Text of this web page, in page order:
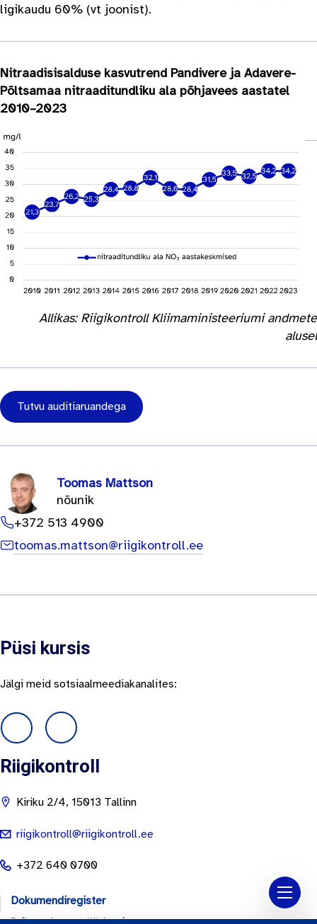
ligikaudu 60% (vt joonist).
Nitraadisisalduse kasvutrend Pandivere ja Adavere-
Põltsamaa nitraaditundliku ala põhjavees aastatel
2010–2023
Allikas: Riigikontroll Kliimaministeeriumi andmete
alusel
Tutvu auditiaruandega
Toomas Mattson
nõunik
+372 513 4900
toomas.mattson@riigikontroll.ee
Püsi kursis
Jälgi meid sotsiaalmeediakanalites:
Riigikontroll
Kiriku 2/4, 15013 Tallinn
riigikontroll@riigikontroll.ee
+372 640 0700
Dokumendiregister